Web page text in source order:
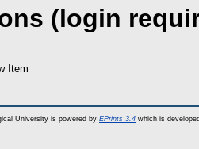
(login
Item
University is powered by EPrints 3.4 which is